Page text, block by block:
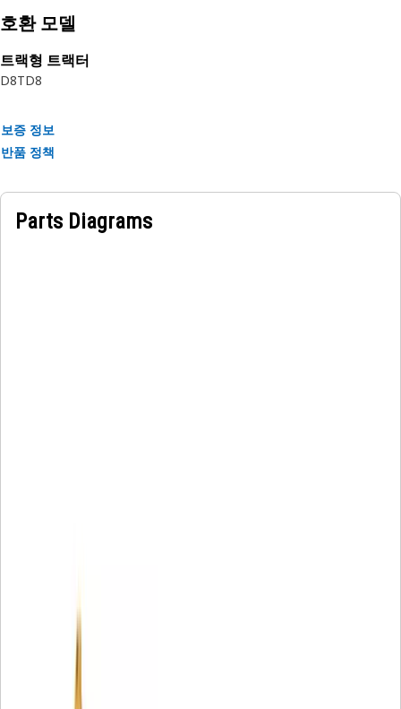
• 후방 조명 하니스
적용 분야:
자세한 정보는 사용자 매뉴얼을 참조하거나 현지 Cat 특약점에
호환 모델
트랙형 트랙터
D8TD8
보증 정보
반품 정책
Parts Diagrams